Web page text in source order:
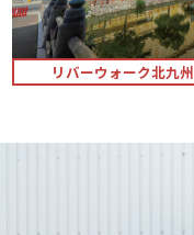
リバーウォーク北九州